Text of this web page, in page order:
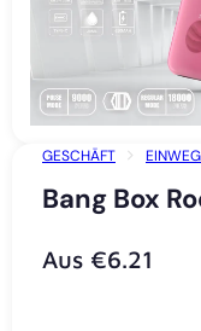
GESCHÄFT
Bang Box
Aus €6.21